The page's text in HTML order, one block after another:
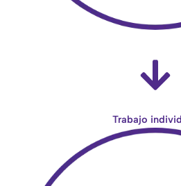
Trabajo